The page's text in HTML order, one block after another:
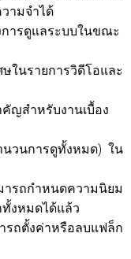
ามจำได้
ารดูแลระบบในขณะ
ในรายการวิดีโอและ
ญสำหรับงานเบื้อง
วนการดูทั้งหมด) ใน
รถกำหนดความนิยม
งหมดได้แล้ว
ถตั้งค่าหรือลบแฟล็ก